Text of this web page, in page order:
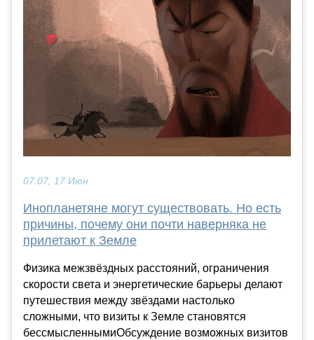
07:07, 17 Июн
Инопланетяне могут существовать. Но есть
причины, почему они почти наверняка не
прилетают к Земле
Физика межзвёздных расстояний, ограничения
скорости света и энергетические барьеры делают
путешествия между звёздами настолько
сложными, что визиты к Земле становятся
бессмысленнымиОбсуждение возможных визитов